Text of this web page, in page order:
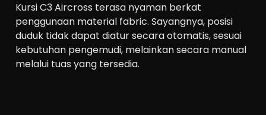
Kursi C3 Aircross terasa nyaman berkat
penggunaan material fabric. Sayangnya, posisi
duduk tidak dapat diatur secara otomatis, sesuai
kebutuhan pengemudi, melainkan secara manual
melalui tuas yang tersedia.